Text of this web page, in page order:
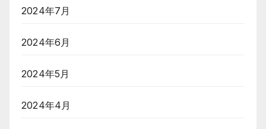
2024年7月
2024年6月
2024年5月
2024年4月